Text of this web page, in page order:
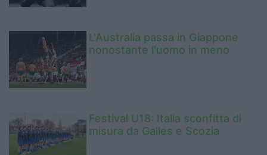
L'Australia passa in Giappone
nonostante l'uomo in meno
Festival U18: Italia sconfitta di
misura da Galles e Scozia